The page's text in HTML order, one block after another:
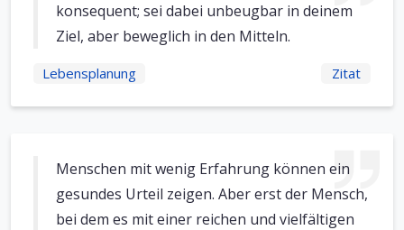
konsequent; sei dabei unbeugbar in deinem
Ziel, aber beweglich in den Mitteln.
Lebensplanung Zitat
Menschen mit wenig Erfahrung können ein
gesundes Urteil zeigen. Aber erst der Mensch,
bei dem es mit einer reichen und vielfältigen